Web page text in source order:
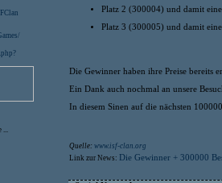
...
Platz 2 (300004) und damit
Platz 3 (300005) und damit
Die Gewinner haben ihre Preise bereits
Ein Dank auch nochmal an unsere
In diesem Sinen auf die nächsten
Quelle: www.isf-clan.org
Link zur News: Die Gewinner + 300000